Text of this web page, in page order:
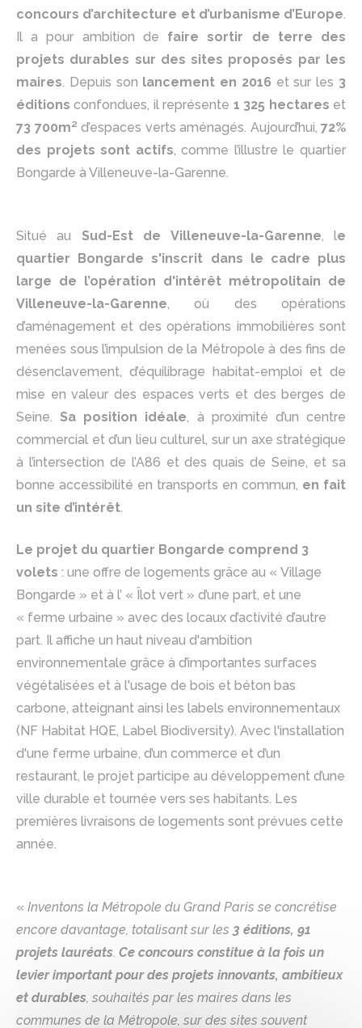
concours d’architecture et d’urbanisme d’Europe.
Il a pour ambition de faire sortir de terre des
projets durables sur des sites proposés par les
maires. Depuis son lancement en 2016 et sur les 3
éditions confondues, il représente 1 325 hectares et
73 700m² d’espaces verts aménagés. Aujourd’hui, 72%
des projets sont actifs, comme l’illustre le quartier
Bongarde à Villeneuve-la-Garenne.
Situé au Sud-Est de Villeneuve-la-Garenne, le
quartier Bongarde s'inscrit dans le cadre plus
large de l’opération d'intérêt métropolitain de
Villeneuve-la-Garenne, où des opérations
d’aménagement et des opérations immobilières sont
menées sous l’impulsion de la Métropole à des fins de
désenclavement, d’équilibrage habitat-emploi et de
mise en valeur des espaces verts et des berges de
Seine.Sa position idéale, à proximité d’un centre
commercial et d’un lieu culturel, sur un axe stratégique
à l’intersection de l’A86 et des quais de Seine, et sa
bonne accessibilité en transports en commun, en fait
un site d’intérêt.
Le projet du quartier Bongarde comprend 3
volets : une offre de logements grâce au « Village
Bongarde » et à l’ « Îlot vert » d’une part, et une
« ferme urbaine » avec des locaux d’activité d’autre
part. Il affiche un haut niveau d'ambition
environnementale grâce à d’importantes surfaces
végétalisées et à l'usage de bois et béton bas
carbone, atteignant ainsi les labels environnementaux
(NF Habitat HQE, Label Biodiversity). Avec l'installation
d'une ferme urbaine, d’un commerce et d’un
restaurant, le projet participe au développement d’une
ville durable et tournée vers ses habitants. Les
premières livraisons de logements sont prévues cette
année.
« Inventons la Métropole du Grand Paris se concrétise
encore davantage, totalisant sur les 3 éditions, 91
projets lauréats. Ce concours constitue à la fois un
levier important pour des projets innovants, ambitieux
et durables, souhaités par les maires dans les
communes de la Métropole, sur des sites souvent